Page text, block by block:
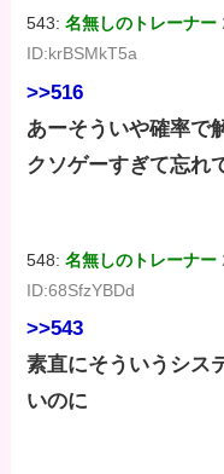
543:名無しのトレーナー
ID:krBSMkT5a
>>516
あーそういや確率で
クソゲーすぎて忘れ
548:名無しのトレーナー
ID:68SfzYBDd
>>543
素直にそういうシス
いのに